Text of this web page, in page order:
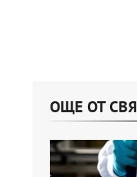
ОЩЕ ОТ